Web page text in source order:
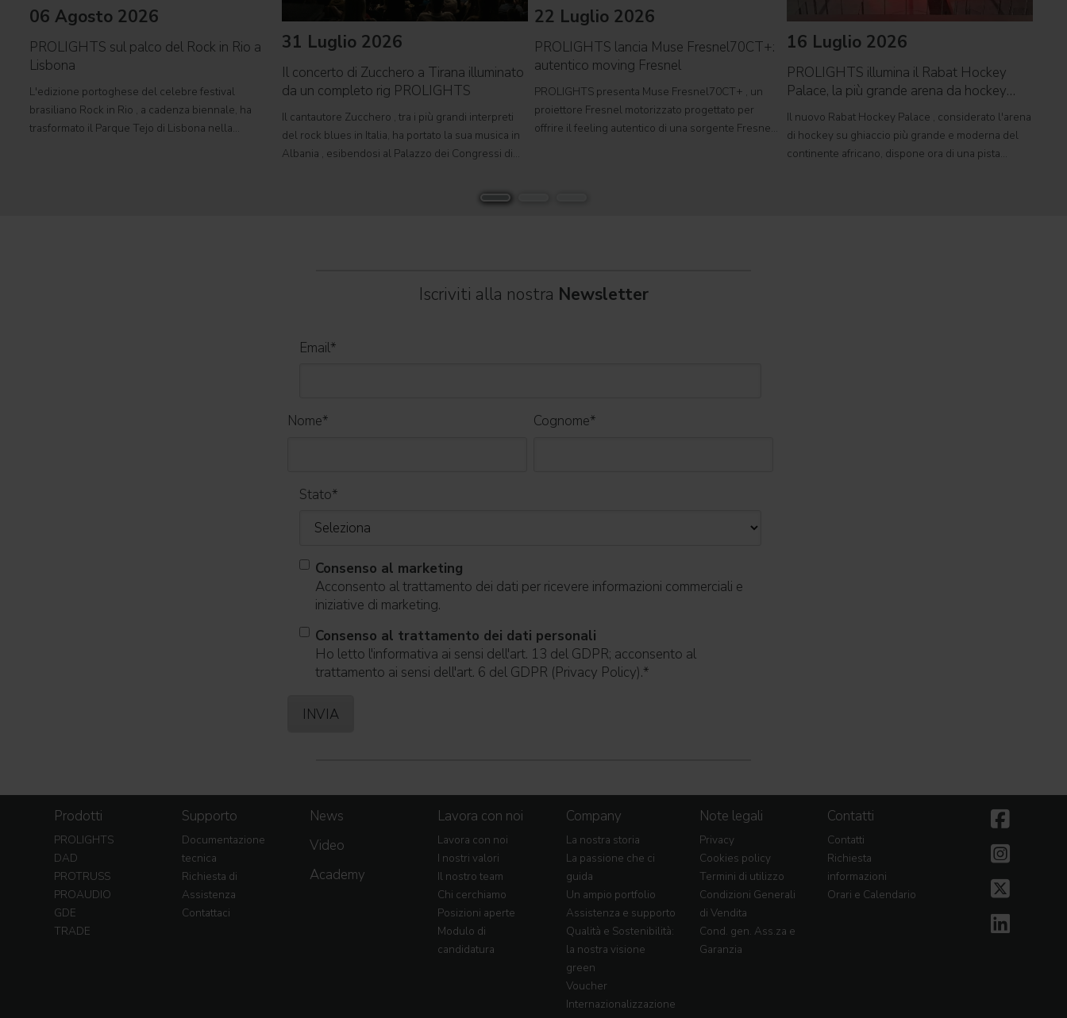
06 Agosto 2026
PROLIGHTS sul palco del Rock in Rio a
Lisbona
L'edizione portoghese del celebre festival
brasiliano Rock in Rio , a cadenza biennale, ha
trasformato il Parque Tejo di Lisbona nella
31 Luglio 2026
Il concerto di Zucchero a Tirana illuminato
da un completo rig PROLIGHTS
Il cantautore Zucchero , tra i più grandi interpreti
del rock blues in Italia, ha portato la sua musica in
Albania , esibendosi al Palazzo dei Congressi di
World Tour 2026 " e registrando il tutto esaurito
22 Luglio 2026
PROLIGHTS lancia Muse Fresnel70CT+:
autentico moving Fresnel
PROLIGHTS presenta Muse Fresnel70CT+ , un
proiettore Fresnel motorizzato progettato per
offrire il feeling autentico di una sorgente Fresnel
16 Luglio 2026
PROLIGHTS illumina il Rabat Hockey
Palace, la più grande arena da hockey
d'Africa
Il nuovo Rabat Hockey Palace , considerato l'arena
di hockey su ghiaccio più grande e moderna del
continente africano, dispone ora di una pista
Iscriviti alla nostra Newsletter
Email*
Nome* Cognome*
Stato*
Consenso al marketing
Acconsento al trattamento dei dati per ricevere informazioni commerciali e
iniziative di marketing.
Consenso al trattamento dei dati personali
Ho letto l'informativa ai sensi dell'art. 13 del GDPR; acconsento al
trattamento ai sensi dell'art. 6 del GDPR (Privacy Policy).*
Prodotti
PROLIGHTS
DAD
PROTRUSS
PROAUDIO
GDE
TRADE
Supporto
Documentazione
tecnica
Richiesta di
Assistenza
Contattaci
News
Video
Academy
Lavora con noi
Lavora con noi
I nostri valori
Il nostro team
Chi cerchiamo
Posizioni aperte
Modulo di
candidatura
Company
La nostra storia
La passione che ci
guida
Un ampio portfolio
Assistenza e supporto
Qualità e Sostenibilità:
la nostra visione
green
Voucher
Internazionalizzazione
Note legali
Privacy
Cookies policy
Termini di utilizzo
Condizioni Generali
di Vendita
Cond. gen. Ass.za e
Garanzia
Contatti
Contatti
Richiesta
informazioni
Orari e Calendario